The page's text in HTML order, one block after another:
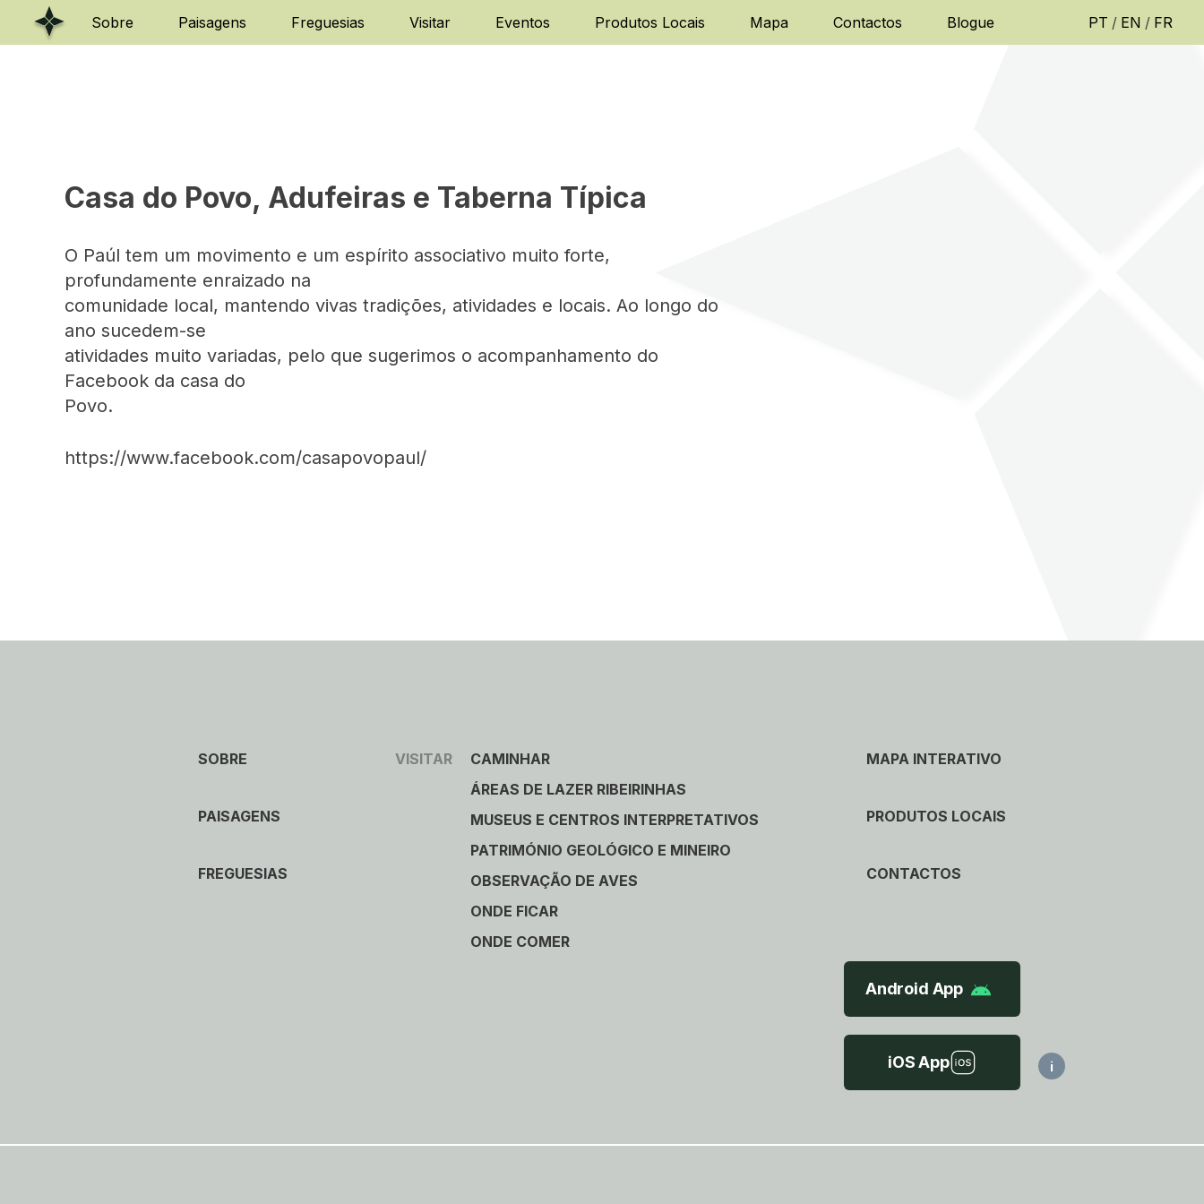
Sobre Paisagens Freguesias Visitar Eventos Produtos Locais Mapa Contactos Blogue PT / EN / FR
Casa do Povo, Adufeiras e Taberna Típica
O Paúl tem um movimento e um espírito associativo muito forte,
profundamente enraizado na
comunidade local, mantendo vivas tradições, atividades e locais. Ao longo do
ano sucedem-se
atividades muito variadas, pelo que sugerimos o acompanhamento do
Facebook da casa do
Povo.
https://www.facebook.com/casapovopaul/
SOBRE
PAISAGENS
FREGUESIAS
VISITAR
CAMINHAR
ÁREAS DE LAZER RIBEIRINHAS
MUSEUS E CENTROS INTERPRETATIVOS
PATRIMÓNIO GEOLÓGICO E MINEIRO
OBSERVAÇÃO DE AVES
ONDE FICAR
ONDE COMER
MAPA INTERATIVO
PRODUTOS LOCAIS
CONTACTOS
Android App
iOS App i